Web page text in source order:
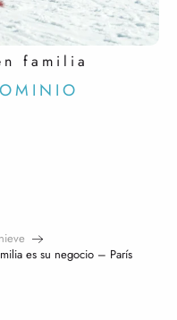
familia
es su negocio – París